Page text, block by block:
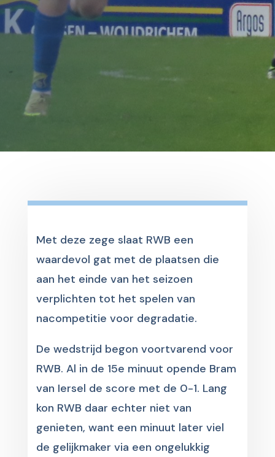
Met deze zege slaat RWB een
waardevol gat met de plaatsen die
aan het einde van het seizoen
verplichten tot het spelen van
nacompetitie voor degradatie.
De wedstrijd begon voortvarend voor
RWB. Al in de 15e minuut opende Bram
van Iersel de score met de 0-1. Lang
kon RWB daar echter niet van
genieten, want een minuut later viel
de gelijkmaker via een ongelukkig